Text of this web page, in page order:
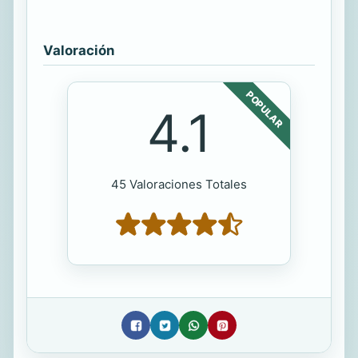
Valoración
POPULAR
4.1
45 Valoraciones Totales